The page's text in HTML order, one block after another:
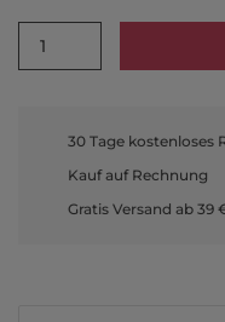
1
30 Tage kostenloses
Kauf auf Rechnung
Gratis Versand ab